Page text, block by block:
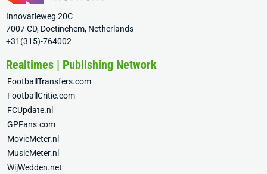
Innovatieweg 20C
7007 CD, Doetinchem, Netherlands
+31(315)-764002
Realtimes | Publishing Network
FootballTransfers.com
FootballCritic.com
FCUpdate.nl
GPFans.com
MovieMeter.nl
MusicMeter.nl
WijWedden.net